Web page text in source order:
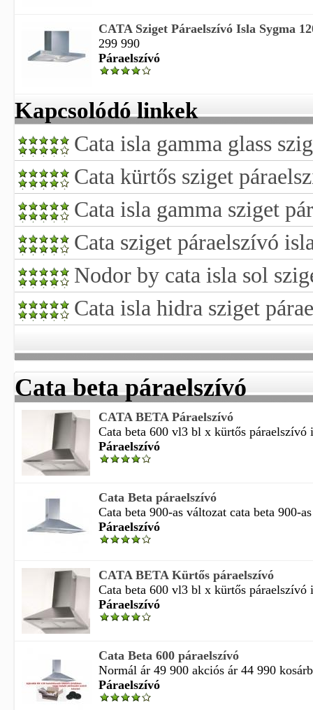
CATA Sziget Páraelszívó Isla Sygma
299 990
Páraelszívó
Kapcsolódó linkek
Cata isla gamma glass
Cata kürtős sziget
Cata isla gamma sziget
Cata sziget páraelszívó
Nodor by cata isla sol
Cata isla hidra sziget
Cata beta páraelszívó
CATA BETA Páraelszívó
Cata beta 600 vl3 bl x kürtős páraelszívó
Páraelszívó
Cata Beta páraelszívó
Cata beta 900-as változat cata beta 900-
Páraelszívó
CATA BETA Kürtős páraelszívó
Cata beta 600 vl3 bl x kürtős páraelszívó
Páraelszívó
Cata Beta 600 páraelszívó
Normál ár 49 900 akciós ár 44 990
Páraelszívó